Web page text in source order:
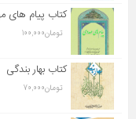
کتاب پیام های
تومان100,000
کتاب بهار بندگی
تومان70,000